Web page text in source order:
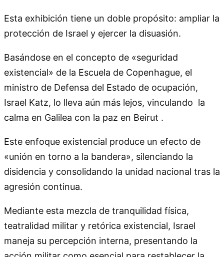
Esta exhibición tiene un doble propósito: ampliar la
protección de Israel y ejercer la disuasión.
Basándose en el concepto de «seguridad
existencial» de la Escuela de Copenhague, el
ministro de Defensa del Estado de ocupación,
Israel Katz, lo lleva aún más lejos, vinculando la
calma en Galilea con la paz en Beirut .
Este enfoque existencial produce un efecto de
«unión en torno a la bandera», silenciando la
disidencia y consolidando la unidad nacional tras la
agresión continua.
Mediante esta mezcla de tranquilidad física,
teatralidad militar y retórica existencial, Israel
maneja su percepción interna, presentando la